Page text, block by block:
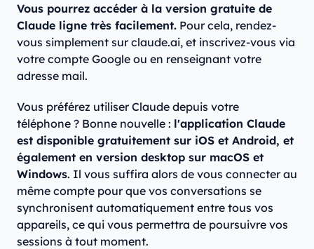
Vous pourrez accéder à la version gratuite de
Claude ligne très facilement. Pour cela, rendez-
vous simplement sur claude.ai, et inscrivez-vous via
votre compte Google ou en renseignant votre
adresse mail.
Vous préférez utiliser Claude depuis votre
téléphone ? Bonne nouvelle : l'application Claude
est disponible gratuitement sur iOS et Android, et
également en version desktop sur macOS et
Windows. Il vous suffira alors de vous connecter au
même compte pour que vos conversations se
synchronisent automatiquement entre tous vos
appareils, ce qui vous permettra de poursuivre vos
sessions à tout moment.